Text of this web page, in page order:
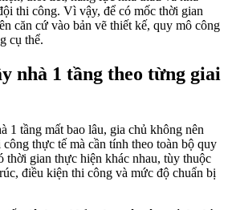
thi công. Vì vậy, để có mốc thời gian
căn cứ vào bản vẽ thiết kế, quy mô công
cụ thể.
nhà 1 tầng theo từng giai
1 tầng mất bao lâu, gia chủ không nên
thực tế mà cần tính theo toàn bộ quy
thời gian thực hiện khác nhau, tùy thuộc
điều kiện thi công và mức độ chuẩn bị